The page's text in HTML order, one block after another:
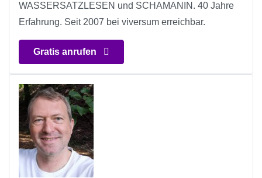
WASSERSATZLESEN und SCHAMANIN. 40 Jahre
Erfahrung. Seit 2007 bei viversum erreichbar.
Gratis anrufen